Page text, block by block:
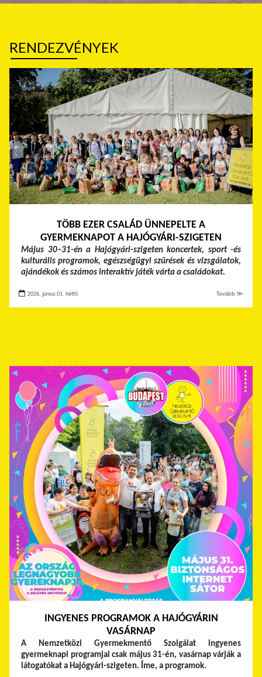
RENDEZVÉNYEK
TÖBB EZER CSALÁD ÜNNEPELTE A
GYERMEKNAPOT A HAJÓGYÁRI-SZIGETEN
Május 30–31-én a Hajógyári-szigeten koncertek, sport -és
kulturális programok, egészségügyi szűrések és vizsgálatok,
ajándékok és számos interaktív játék várta a családokat.
2026. június 01. hétfő Tovább ≫
INGYENES PROGRAMOK A HAJÓGYÁRIN
VASÁRNAP
A Nemzetközi Gyermekmentő Szolgálat ingyenes
gyermeknapi programjai csak május 31-én, vasárnap várják a
látogatókat a Hajógyári-szigeten. Íme, a programok.